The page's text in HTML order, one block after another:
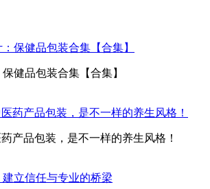
健品包装合集【合集】
产品包装，是不一样的养生风格！